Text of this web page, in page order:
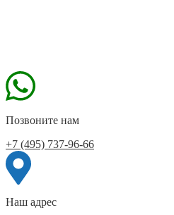
Позвоните нам
+7 (495) 737-96-66
Наш адрес